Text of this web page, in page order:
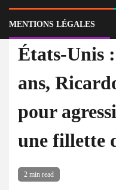
MENTIONS LÉGALES
À la Une Actu
États-Unis
ans,
pour
une fillette
2 min read